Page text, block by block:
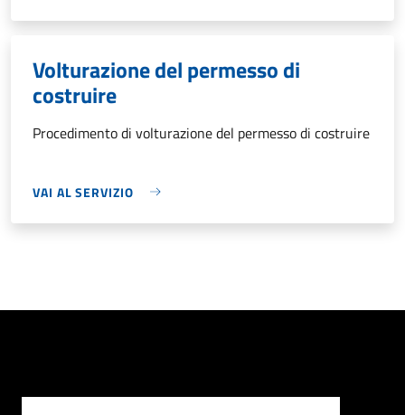
Volturazione del permesso di
costruire
Procedimento di volturazione del permesso di costruire
VAI AL SERVIZIO